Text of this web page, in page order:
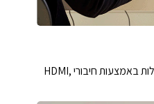
חברו את המכשירים שלכם בקלות באמצעות חיבורי ‎HDMI‎,